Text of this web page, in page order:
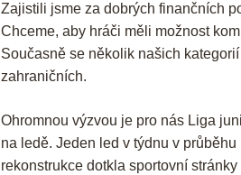
Zajistili jsme za dobrých finančních
Chceme, aby hráči měli možnost
Současně se několik našich
zahraničních.
Ohromnou výzvou je pro nás Liga
na ledě. Jeden led v týdnu v
rekonstrukce dotkla sportovní